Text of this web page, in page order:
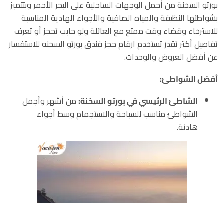
بورتو السخنة من أجمل الوجهات الساحلية على البحر الأحمر وبتتميز
بشواطئها النظيفة والمياه الصافية والأجواء الهادية المناسبة
للاسترخاء وقضاء وقت ممتع مع العائلة ولو حابب تحجز أو تعرف
تفاصيل أكتر تقدر تستخدم ارقام حجز فندق بورتو السخنه للاستفسار
عن أفضل العروض والوحدات.
أفضل الشواطئ:
الشاطئ الرئيسي في بورتو السخنة:من أشهر وأجمل
الشواطئ مناسب للسباحة والاستجمام وسط أجواء
هادئة.